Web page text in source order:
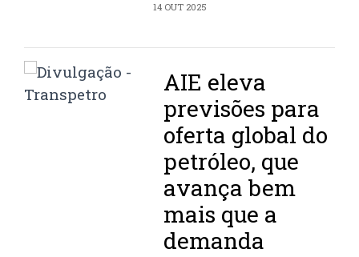
14 OUT 2025
AIE eleva
previsões para
oferta global do
petróleo, que
avança bem
mais que a
demanda